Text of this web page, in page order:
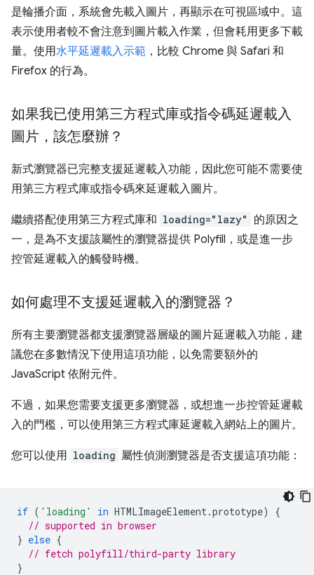
是輪播介面，系統會先載入圖片，再顯示在可視區域中。這
表示使用者較不會注意到圖片載入作業，但會耗用更多下載
量。使用水平延遲載入示範 ，比較 Chrome 與 Safari 和
Firefox 的行為。
如果我已使用第三方程式庫或指令碼延遲載入
圖片，該怎麼辦？
新式瀏覽器已完整支援延遲載入功能，因此您可能不需要使
用第三方程式庫或指令碼來延遲載入圖片。
繼續搭配使用第三方程式庫和 loading="lazy"
的原因之
一，是為不支援該屬性的瀏覽器提供 Polyfill，或是進一步
控管延遲載入的觸發時機。
如何處理不支援延遲載入的瀏覽器？
所有主要瀏覽器都支援瀏覽器層級的圖片延遲載入功能，建
議您在多數情況下使用這項功能，以免需要額外的
JavaScript 依附元件。
不過，如果您需要支援更多瀏覽器，或想進一步控管延遲載
入的門檻，可以使用第三方程式庫延遲載入網站上的圖片。
您可以使用 loading 屬性偵測瀏覽器是否支援這項功能：
if ( 'loading' in HTMLImageElement .prototype)
{
// supported in browser
} else {
// fetch polyfill/third-party library
}